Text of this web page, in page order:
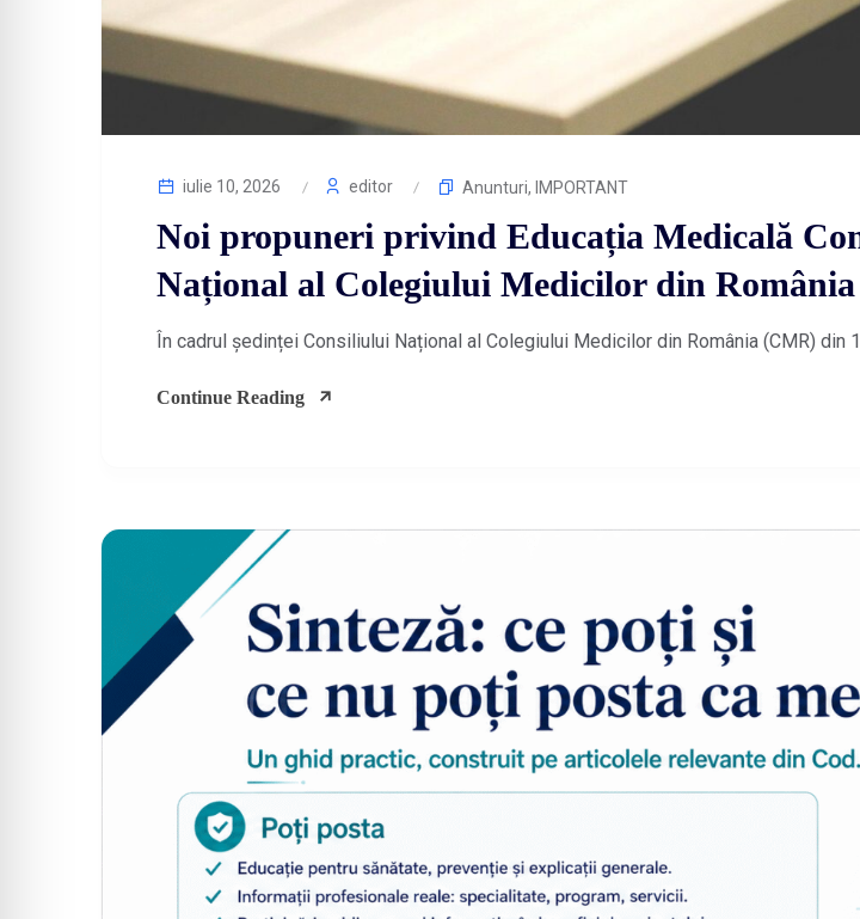
iulie 10, 2026 editor Anunturi, IMPORTANT
Noi propuneri privind Educația Medicală
Național al Colegiului Medicilor din România
În cadrul ședinței Consiliului Național al Colegiului Medicilor din România (CMR)
Continue Reading